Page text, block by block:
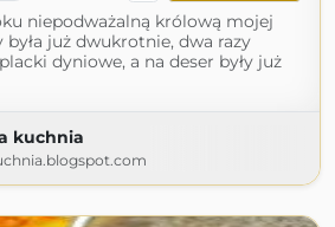
niepodważalną królową mojej
już dwukrotnie, dwa razy
dyniowe, a na deser były już
kuchnia